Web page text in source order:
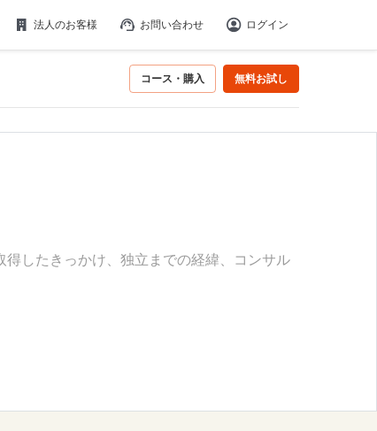
法人のお客様 お問い合わせ ログイン
コース・購入 無料お試し
したきっかけ、独立までの経緯、コンサル